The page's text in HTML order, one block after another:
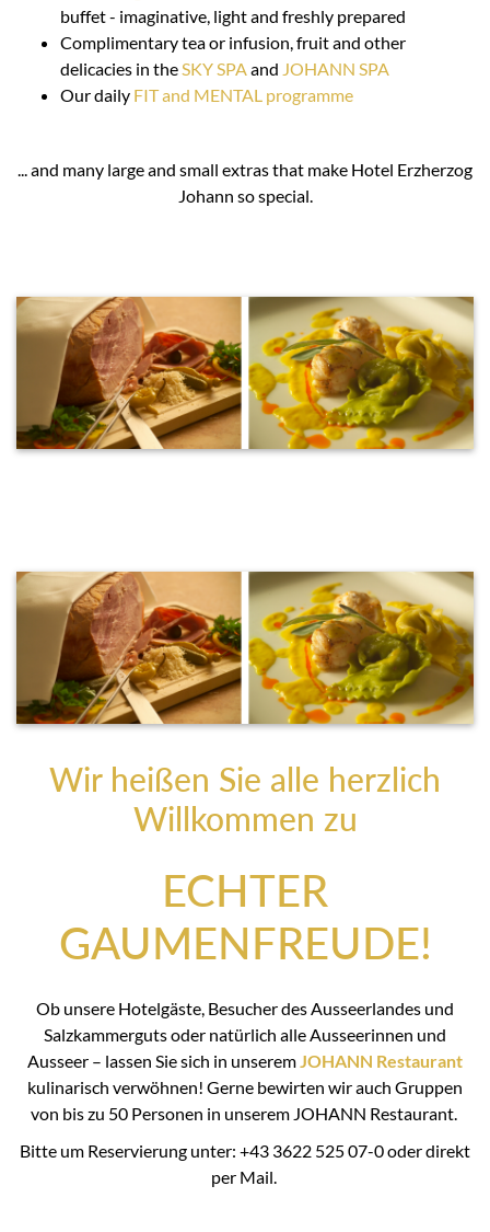
buffet - imaginative, light and freshly prepared
Complimentary tea or infusion, fruit and other
delicacies in the SKY SPA and JOHANN SPA
Our daily FIT and MENTAL programme
... and many large and small extras that make Hotel Erzherzog
Johann so special.
Wir heißen Sie alle herzlich
Willkommen zu
ECHTER
GAUMENFREUDE!
Ob unsere Hotelgäste, Besucher des Ausseerlandes und
Salzkammerguts oder natürlich alle Ausseerinnen und
Ausseer – lassen Sie sich in unseremJOHANN Restaurant
kulinarisch verwöhnen! Gerne bewirten wir auch Gruppen
von bis zu 50 Personen in unserem JOHANN Restaurant.
Bitte um Reservierung unter: +43 3622 525 07-0 oder direkt
per Mail.